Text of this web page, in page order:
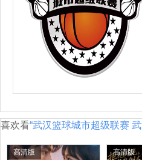
喜欢看“武汉篮球城市超级联赛
高清版 高清版